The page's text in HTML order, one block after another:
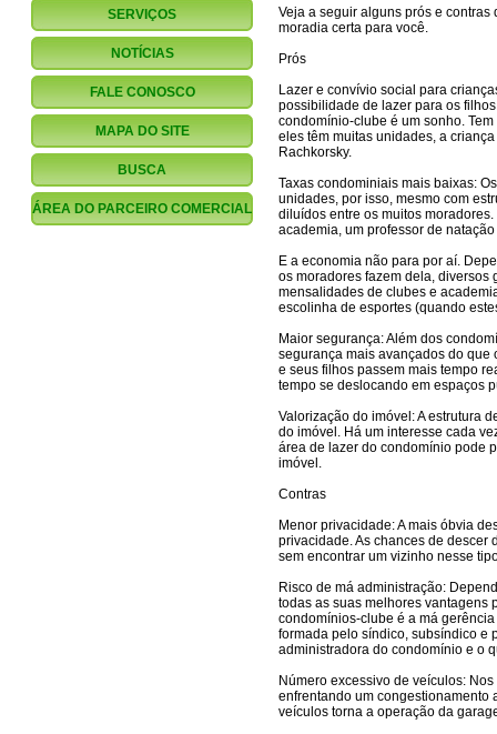
FINANCIAMENTO.COM.BR
SERVIÇOS
NOTÍCIAS
FALE CONOSCO
MAPA DO SITE
BUSCA
ÁREA DO PARCEIRO COMERCIAL
Veja a seguir alguns prós e
moradia certa para você.
Prós
Lazer e convívio social para
possibilidade de lazer para os
condomínio-clube é um sonho.
eles têm muitas unidades, a
Rachkorsky.
Taxas condominiais mais baixas:
unidades, por isso, mesmo com
diluídos entre os muitos
academia, um professor de
E a economia não para por aí.
os moradores fazem dela, diversos
mensalidades de clubes e
escolinha de esportes (quando
Maior segurança: Além dos
segurança mais avançados do que
e seus filhos passem mais tempo
tempo se deslocando em espaços
Valorização do imóvel: A estrutura
do imóvel. Há um interesse cada
área de lazer do condomínio pode
imóvel.
Contras
Menor privacidade: A mais óbvia
privacidade. As chances de descer
sem encontrar um vizinho nesse
Risco de má administração:
todas as suas melhores vantagens
condomínios-clube é a má
formada pelo síndico, subsíndico e
administradora do condomínio e o
Número excessivo de veículos:
enfrentando um congestionamento
veículos torna a operação da